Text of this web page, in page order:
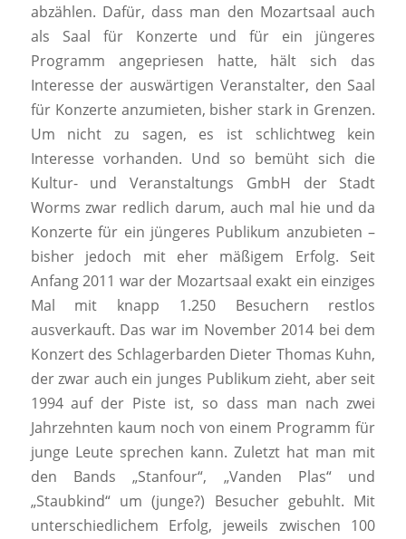
abzählen. Dafür, dass man den Mozartsaal auch
als Saal für Konzerte und für ein jüngeres
Programm angepriesen hatte, hält sich das
Interesse der auswärtigen Veranstalter, den Saal
für Konzerte anzumieten, bisher stark in Grenzen.
Um nicht zu sagen, es ist schlichtweg kein
Interesse vorhanden. Und so bemüht sich die
Kultur- und Veranstaltungs GmbH der Stadt
Worms zwar redlich darum, auch mal hie und da
Konzerte für ein jüngeres Publikum anzubieten –
bisher jedoch mit eher mäßigem Erfolg. Seit
Anfang 2011 war der Mozartsaal exakt ein einziges
Mal mit knapp 1.250 Besuchern restlos
ausverkauft. Das war im November 2014 bei dem
Konzert des Schlagerbarden Dieter Thomas Kuhn,
der zwar auch ein junges Publikum zieht, aber seit
1994 auf der Piste ist, so dass man nach zwei
Jahrzehnten kaum noch von einem Programm für
junge Leute sprechen kann. Zuletzt hat man mit
den Bands „Stanfour“, „Vanden Plas“ und
„Staubkind“ um (junge?) Besucher gebuhlt. Mit
unterschiedlichem Erfolg, jeweils zwischen 100